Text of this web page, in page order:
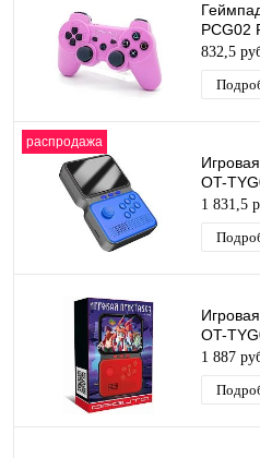
PCG02
832,5
распродажа
OT-
1 831,5
OT-
1 887